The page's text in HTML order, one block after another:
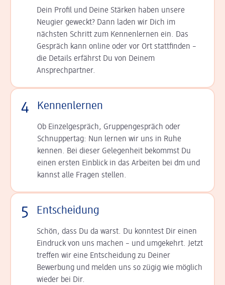
Dein Profil und Deine Stär­ken haben unsere
Neugier geweckt? Dann laden wir Dich im
nächsten Schritt zum Kennen­lernen ein. Das
Gespräch kann online oder vor Ort statt­finden –
die Details er­fährst Du von Deinem
Ansprechpartner.
4 Kennenlernen
Ob Einzelgespräch, Grup­pen­gespräch oder
Schnup­per­tag: Nun lernen wir uns in Ruhe
kennen. Bei dieser Gelegenheit bekommst Du
einen ersten Einblick in das Arbeiten bei dm und
kannst alle Fragen stellen.
5 Entscheidung
Schön, dass Du da warst. Du konntest Dir einen
Ein­druck von uns machen – und umgekehrt. Jetzt
tref­fen wir eine Entscheidung zu Deiner
Bewerbung und melden uns so zügig wie möglich
wieder bei Dir.